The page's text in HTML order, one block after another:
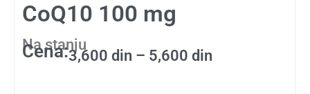
CoQ10 100 mg
Na stanju
Cena:3,600 din – 5,600 din